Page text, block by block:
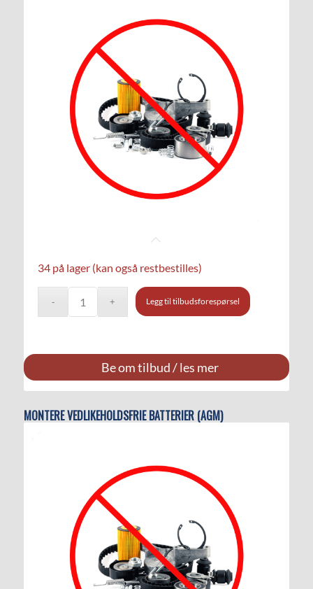
34 på lager (kan også restbestilles)
Legg til tilbudsforespørsel
Be om tilbud / les mer
MONTERE VEDLIKEHOLDSFRIE BATTERIER (AGM)